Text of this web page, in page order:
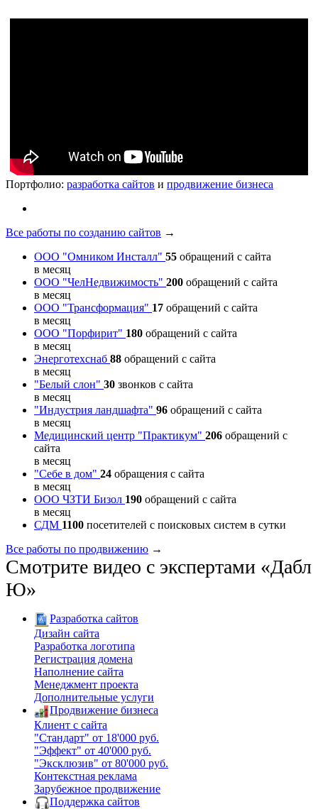
Портфолио: разработка сайтов и продвижение бизнеса
Все работы по созданию сайтов →
ООО "Омником Инсталл" 55 обращений с сайта
в месяц
ООО "ЧелНедвижимость" 200 обращений с сайта
в месяц
ООО "Трансформация" 17 обращений с сайта
в месяц
ООО "Порфирит" 180 обращений с сайта
в месяц
Энерготехснаб 88 обращений с сайта
в месяц
"Белый слон" 30 звонков с сайта
в месяц
"Индустрия ландшафта" 96 обращений с сайта
в месяц
Медицинский центр "Практикум" 206 обращений с
сайта
в месяц
"Себе в дом" 24 обращения с сайта
в месяц
ООО ЧЗТИ Бизол 190 обращений с сайта
в месяц
СДМ 1100 посетителей с поисковых систем в сутки
Все работы по продвижению →
Смотрите видео с экспертами «Дабл
Ю»
Разработка сайтов
Дизайн сайта
Разработка логотипа
Регистрация домена
Наполнение сайта
Менеджмент проекта
Дополнительные услуги
Продвижение бизнеса
Клиент с сайта
"Стандарт" от 18'000 руб.
"Эффект" от 40'000 руб.
"Эксклюзив" от 80'000 руб.
Контекстная реклама
Зарубежное продвижение
Поддержка сайтов